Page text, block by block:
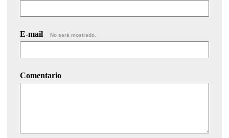
E-mail No será mostrado.
Comentario